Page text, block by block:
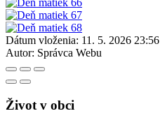
Dátum vloženia: 11. 5. 2026 23:56
Autor: Správca Webu
Život v obci